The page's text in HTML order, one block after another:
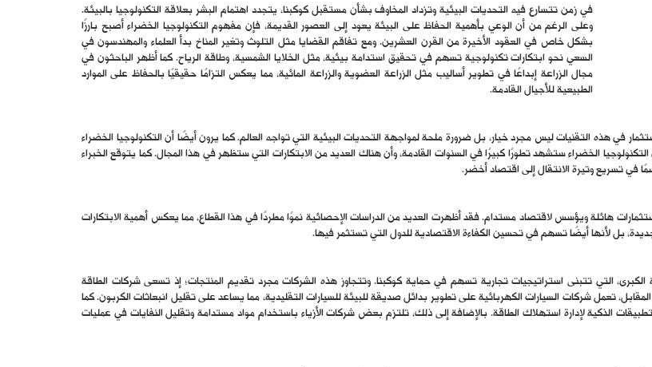
في زمن تتسارع فيه التحديات البيئية وتزداد المخاوف بشأن مستقبل كوكبنا، يتجدد اهتمام البشر بعلاقة التكنولوجيا بالبيئة.
وعلى الرغم من أن الوعي بأهمية الحفاظ على البيئة يعود إلى العصور القديمة، فإن مفهوم التكنولوجيا الخضراء أصبح بارزًا
بشكل خاص في العقود الأخيرة من القرن العشرين. ومع تفاقم القضايا مثل التلوث وتغير المناخ بدأ العلماء والمهندسون في
السعي نحو ابتكارات تكنولوجية تسهم في تحقيق استدامة بيئية، مثل الخلايا الشمسية، وطاقة الرياح. كما أظهر الباحثون في
مجال الزراعة إبداعًا في تطوير أساليب مثل الزراعة العضوية والزراعة المائية، مما يعكس التزامًا حقيقيًا بالحفاظ على الموارد
الطبيعية للأجيال القادمة.
في هذه التقنيات ليس مجرد خيار، بل ضرورة ملحة لمواجهة التحديات البيئية التي تواجه العالم. كما يرون أيضًا أن التكنولوجيا الخضراء
الخضراء ستشهد تطورًا كبيرًا في السنوات القادمة، وأن هناك العديد من الابتكارات التي ستظهر في هذا المجال. كما يتوقع الخبراء
في تسريع وتيرة الانتقال إلى اقتصاد أخضر.
هائلة ويؤسس لاقتصاد مستدام. فقد أظهرت العديد من الدراسات الإحصائية نموًا مطردًا في هذا القطاع، مما يعكس أهمية الابتكارات
بل لأنها أيضًا تسهم في تحسين الكفاءة الاقتصادية للدول التي تستثمر فيها.
الكبرى، التي تتبنى استراتيجيات تجارية تسهم في حماية كوكبنا. وتتجاوز هذه الشركات مجرد تقديم المنتجات؛ إذ تسعى شركات الطاقة
تعمل شركات السيارات الكهربائية على تطوير بدائل صديقة للبيئة للسيارات التقليدية، مما يساعد على تقليل انبعاثات الكربون. كما
الذكية لإدارة استهلاك الطاقة. بالإضافة إلى ذلك، تلتزم بعض شركات الأزياء باستخدام مواد مستدامة وتقليل النفايات في عمليات